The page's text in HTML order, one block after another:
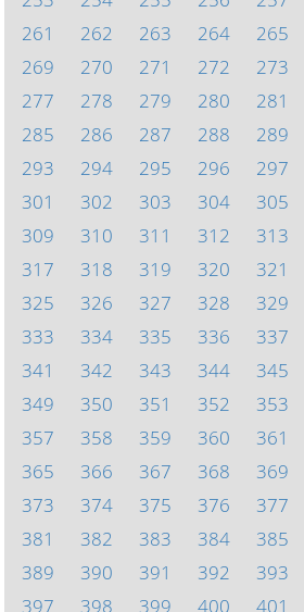
261
262 263 264 265
269
270 271 272 273
277
278 279 280 281
285
286 287 288 289
293
294 295 296 297
301
302 303 304 305
309
310 311 312 313
317
318 319 320 321
325
326 327 328 329
333
334 335 336 337
341
342 343 344 345
349
350 351 352 353
357
358 359 360 361
365
366 367 368 369
373
374 375 376 377
381
382 383 384 385
389
390 391 392 393
397
398 399 400 401